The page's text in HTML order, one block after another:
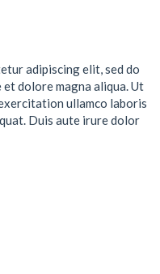
adipiscing elit, sed do
dolore magna aliqua. Ut
ullamco laboris
Duis aute irure dolor